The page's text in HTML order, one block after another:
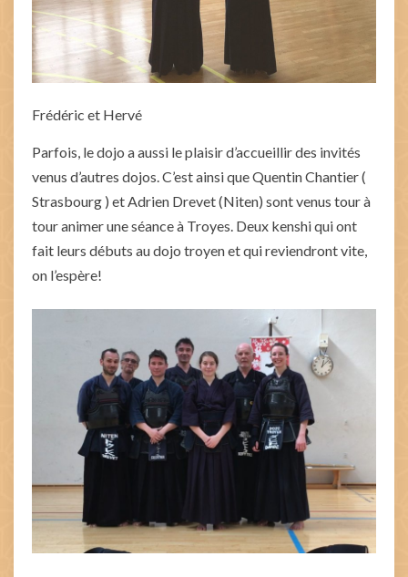
Frédéric et Hervé
Parfois, le dojo a aussi le plaisir d’accueillir des invités
venus d’autres dojos. C’est ainsi que Quentin Chantier (
Strasbourg ) et Adrien Drevet (Niten) sont venus tour à
tour animer une séance à Troyes. Deux kenshi qui ont
fait leurs débuts au dojo troyen et qui reviendront vite,
on l’espère!